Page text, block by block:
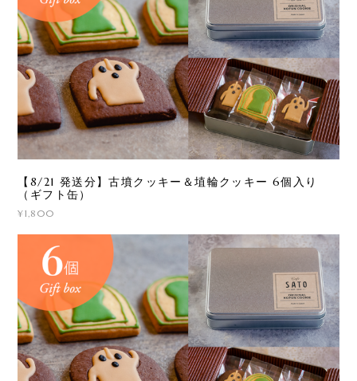
【8/21 発送分】古墳クッキー＆埴輪クッキー 6個入り
（ギフト缶）
¥1,800